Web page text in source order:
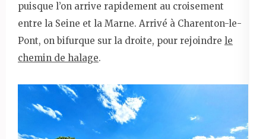
puisque l’on arrive rapidement au croisement
entre la Seine et la Marne. Arrivé à Charenton-le-
Pont, on bifurque sur la droite, pour rejoindre le
chemin de halage.